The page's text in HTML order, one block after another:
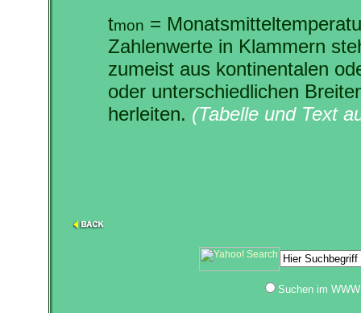
tmon =
Zahlenwerte in Klammern
zumeist aus kontinentalen
oder unterschiedlichen
herleiten. (Tabelle und Text
Suchen im WWW